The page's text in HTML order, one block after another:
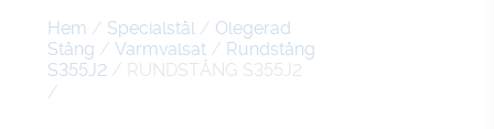
Hem / Specialstål / Olegerad
Stång / Varmvalsat / Rundstång
S355J2 / RUNDSTÅNG S355J2
/